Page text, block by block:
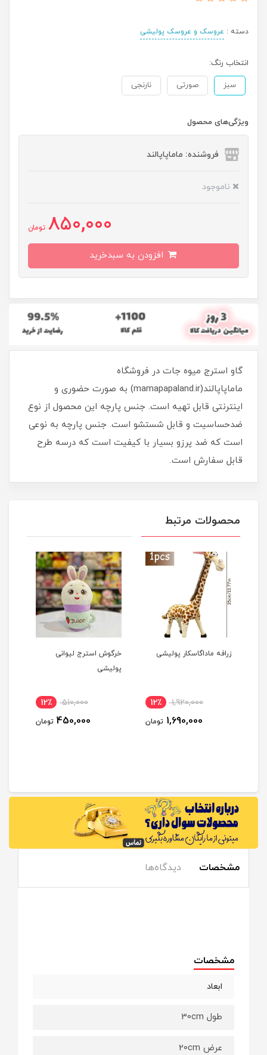
دسته : عروسک و عروسک پولیشی
انتخاب رنگ:
سبز صورتی نارنجی
ویژگی‌های محصول
فروشنده: ماماپاپالند
ناموجود
850,000 تومان
گاو استرج میوه جات در فروشگاه
ماماپاپالند(mamapapaland.ir) به صورت حضوری و
اینترنتی قابل تهیه است. جنس پارچه این محصول از نوع
ضدحساسیت و قابل شستشو است. جنس پارچه به نوعی
است که ضد پرزو بسیار با کیفیت است که درسه طرح
قابل سفارش است.
محصولات مرتبط
زرافه ماداگاسکار پولیشی
1,920,000 12٪
1,690,000 تومان
خرگوش استرج لیوانی
پولیشی
510,000 12٪
450,000 تومان
مشخصات دیدگاه‌ها
مشخصات
ابعاد
طول 30cm
عرض 20cm